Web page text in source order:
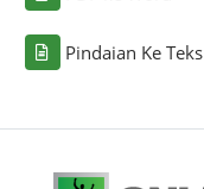
Pindaian Ke Teks